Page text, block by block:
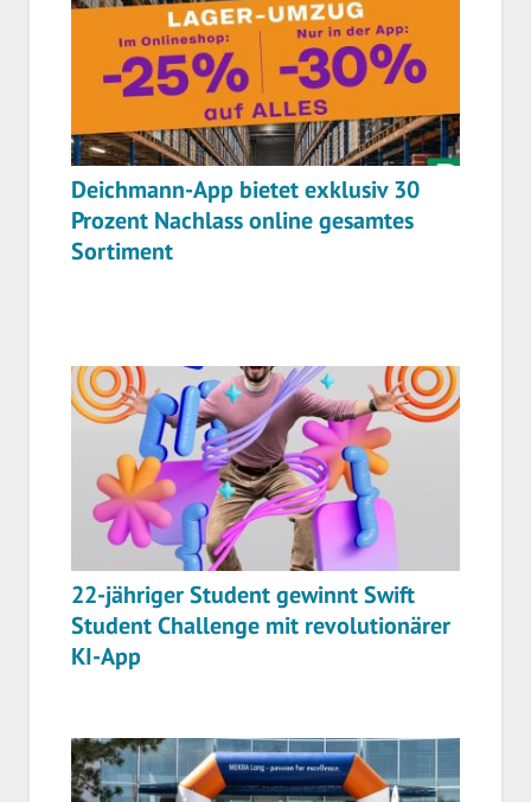
Deichmann-App bietet exklusiv 30
Prozent Nachlass online gesamtes
Sortiment
22-jähriger Student gewinnt Swift
Student Challenge mit revolutionärer
KI-App